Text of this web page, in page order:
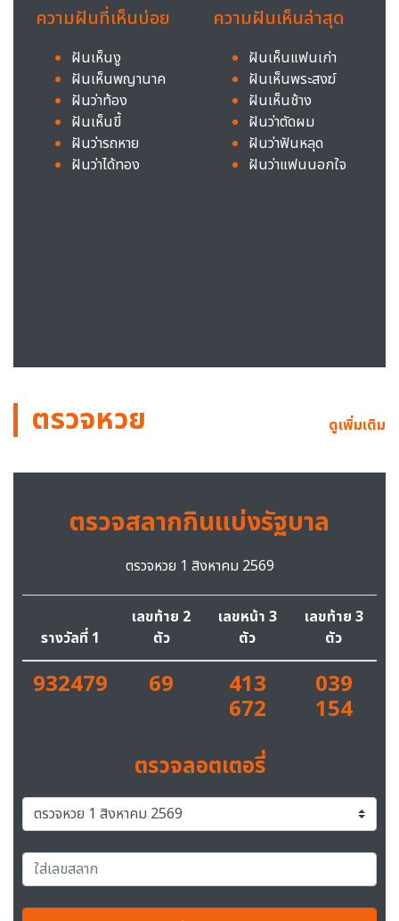
ความฝันที่เห็นบ่อย
ฝันเห็นงู
ฝันเห็นพญานาค
ฝันว่าท้อง
ฝันเห็นขี้
ฝันว่ารถหาย
ฝันว่าได้ทอง
ความฝันเห็นล่าสุด
ฝันเห็นแฟนเก่า
ฝันเห็นพระสงฆ์
ฝันเห็นช้าง
ฝันว่าตัดผม
ฝันว่าฟันหลุด
ฝันว่าแฟนนอกใจ
ตรวจหวย ดูเพิ่มเติม
ตรวจสลากกินแบ่งรัฐบาล
ตรวจหวย 1 สิงหาคม 2569
รางวัลที่ 1
เลขท้าย 2
ตัว
เลขหน้า 3
ตัว
เลขท้าย 3
ตัว
932479 69 413
672
039
154
ตรวจลอตเตอรี่